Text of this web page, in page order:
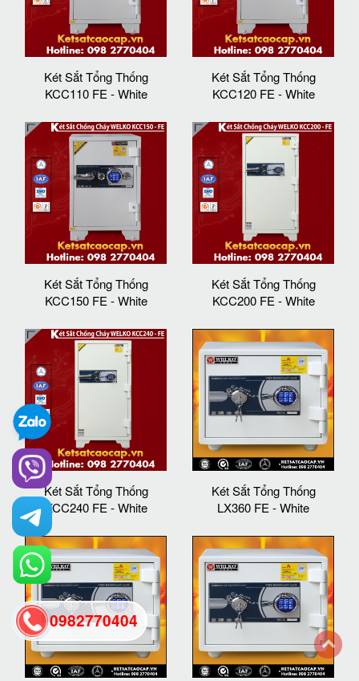
Két Sắt Tổng Thống
KCC110 FE - White
Két Sắt Tổng Thống
KCC120 FE - White
Két Sắt Tổng Thống
KCC150 FE - White
Két Sắt Tổng Thống
KCC200 FE - White
Két Sắt Tổng Thống
KCC240 FE - White
Két Sắt Tổng Thống
LX360 FE - White
0982770404
back